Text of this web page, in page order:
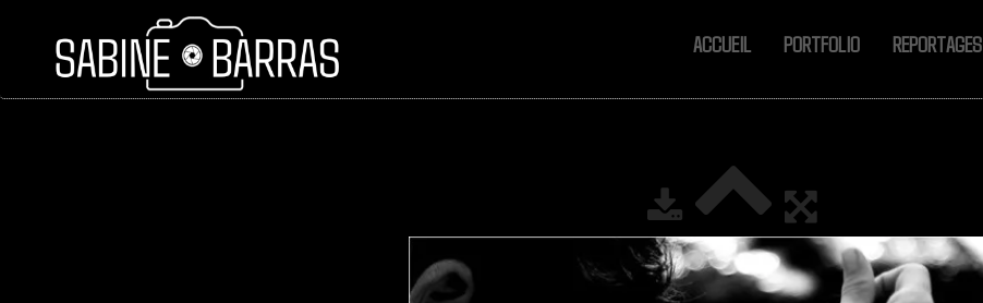
ACCUEIL PORTFOLIO REPORTAGES